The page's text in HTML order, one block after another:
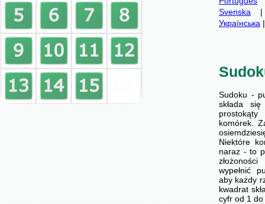
Svenska
Українська
Sudoku -
składa
komórek.
Niektóre
naraz - to
wypełnić
aby każdy
kwadrat
cyfr od 1